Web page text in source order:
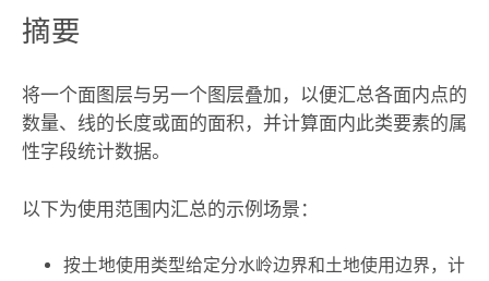
摘要
将一个面图层与另一个图层叠加，以便汇总各面内点的
数量、线的长度或面的面积，并计算面内此类要素的属
性字段统计数据。
以下为使用范围内汇总的示例场景：
按土地使用类型给定分水岭边界和土地使用边界，计